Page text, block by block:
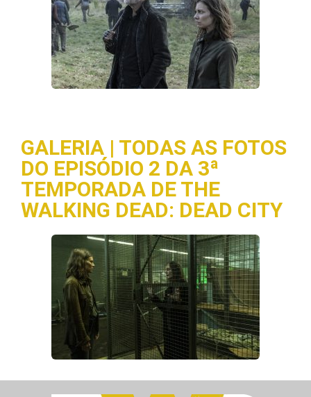
GALERIA | TODAS AS FOTOS
DO EPISÓDIO 2 DA 3ª
TEMPORADA DE THE
WALKING DEAD: DEAD CITY